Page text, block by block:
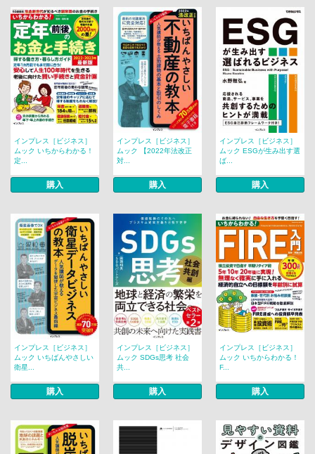
インプレス［ビジネス］
ムック いちからわかる！
定...
購入
インプレス［ビジネス］
ムック 【2022年法改正
対...
購入
インプレス［ビジネス］
ムック ESGが生み出す選
ば...
購入
インプレス［ビジネス］
ムック いちばんやさしい
衛星...
購入
インプレス［ビジネス］
ムック SDGs思考 社会
共...
購入
インプレス［ビジネス］
ムック いちからわかる！
F...
購入